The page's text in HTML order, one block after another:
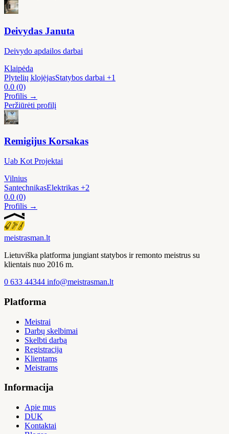
Deivydas Januta
Deivydo apdailos darbai
Klaipėda
Plytelių klojėjasStatybos darbai +1
0.0 (0)
Profilis →
Peržiūrėti profilį
Remigijus Korsakas
Uab Kot Projektai
Vilnius
SantechnikasElektrikas +2
0.0 (0)
Profilis →
meistrasman.lt
Lietuviška platforma jungiant statybos ir remonto meistrus su
klientais nuo 2016 m.
0 633 44344 info@meistrasman.lt
Platforma
Meistrai
Darbų skelbimai
Skelbti darbą
Registracija
Klientams
Meistrams
Informacija
Apie mus
DUK
Kontaktai